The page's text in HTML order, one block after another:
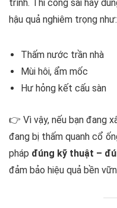
trình. Thi công sai hay
hậu quả nghiêm trọng như:
Thấm nước trần nhà
Mùi hôi, ẩm mốc
Hư hỏng kết cấu sàn
👉 Vì vậy, nếu bạn đang
đang bị thấm quanh cổ
pháp đúng kỹ thuật –
đảm bảo hiệu quả bền